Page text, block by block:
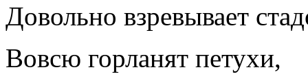
Довольно взревывает
Вовсю горланят петухи,